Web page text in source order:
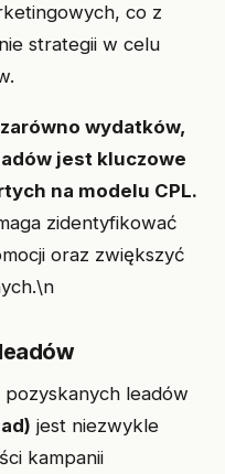
co z
strategii w celu
wydatków,
jest kluczowe
na modelu CPL.
zidentyfikować
oraz zwiększyć
leadów
jest niezwykle
kampanii